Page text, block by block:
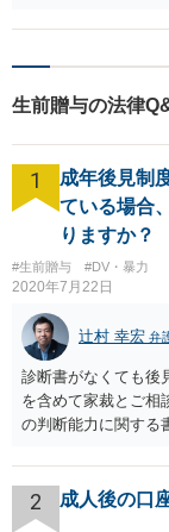
生前贈与の法律
1
成年後見制
ている場合
りますか？
#生前贈与 #DV・暴力
2020年7月22日
辻村 幸宏 弁
診断書がなくても後
を含めて家裁とご相
の判断能力に関する
をしていただければ
た、Aさんの意向を
いる施設の問題も
2 成人後の口